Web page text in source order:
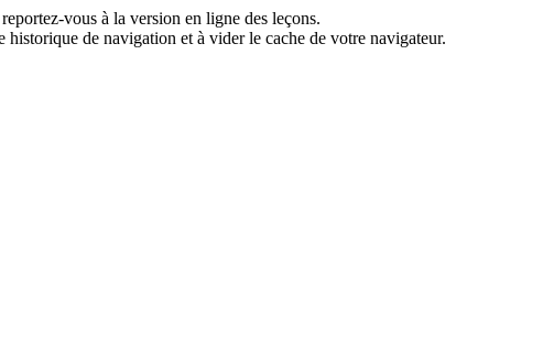
vous à la version en ligne des leçons.
historique de navigation et à vider le cache de votre navigateur.